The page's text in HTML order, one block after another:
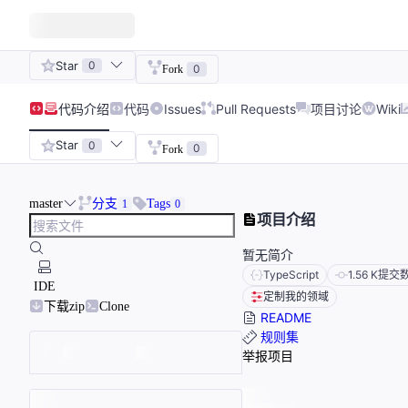
Star 0 Fork 0
代码介绍 代码 Issues Pull Requests 项目讨论 Wiki
Star 0 Fork 0
master 分支 1 Tags 0
IDE
下载zip
Clone
项目介绍
暂无简介
TypeScript 1.56 K提交
定制我的领域
README
规则集
举报项目